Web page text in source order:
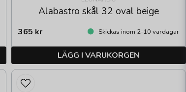
Alabastro skål 32 oval beige
365 kr Skickas inom 2-10 vardagar
LÄGG I VARUKORGEN